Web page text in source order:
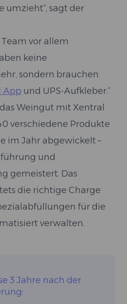
umzieht“, sagt der
vor allem
keine
sondern brauchen
App und UPS-Aufkleber.“
Weingut mit Xentral
verschiedene Produkte
im Jahr abgewickelt –
und
gemeistert. Das
die richtige Charge
für die
verwalten.
3 Jahre nach der